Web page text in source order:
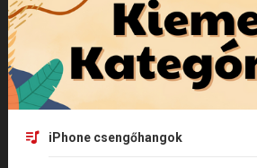
iPhone csengőhangok